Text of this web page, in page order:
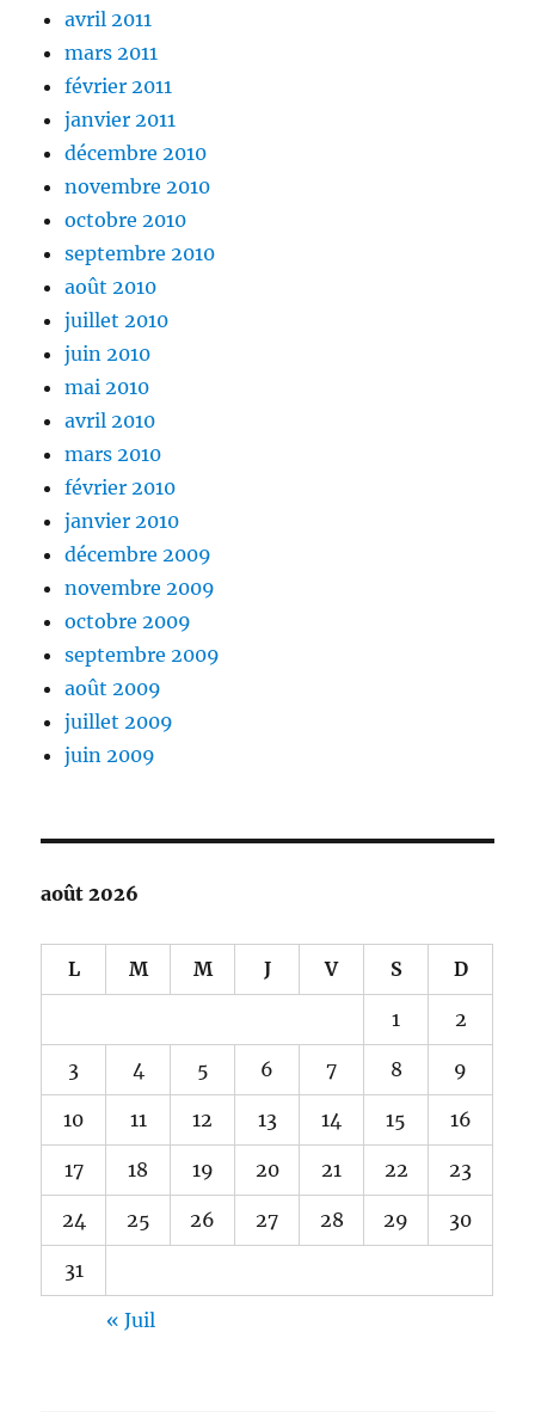
avril 2011
mars 2011
février 2011
janvier 2011
décembre 2010
novembre 2010
octobre 2010
septembre 2010
août 2010
juillet 2010
juin 2010
mai 2010
avril 2010
mars 2010
février 2010
janvier 2010
décembre 2009
novembre 2009
octobre 2009
septembre 2009
août 2009
juillet 2009
juin 2009
août 2026
L M M J V S D
1 2
3 4 5 6 7 8 9
10 11 12 13 14 15 16
17 18 19 20 21 22 23
24 25 26 27 28 29 30
31
« Juil